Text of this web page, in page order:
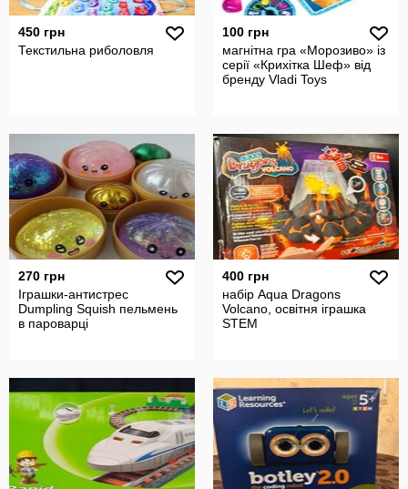
450 грн
Текстильна риболовля
100 грн
магнітна гра «Морозиво» із
серії «Крихітка Шеф» від
бренду Vladi Toys
270 грн
Іграшки-антистрес
Dumpling Squish пельмень
в пароварці
400 грн
набір Aqua Dragons
Volcano, освітня іграшка
STEM